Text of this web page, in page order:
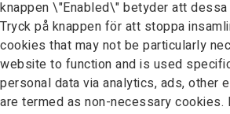
knappen \"Enabled\" betyder att
Tryck på knappen för att stoppa
cookies that may not be particularly
website to function and is used
personal data via analytics, ads, other
are termed as non-necessary cookies.